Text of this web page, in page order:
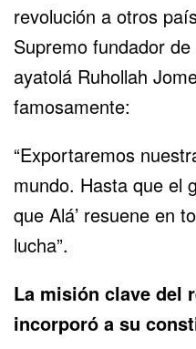
revolución a otros
Supremo fundador
ayatolá Ruhollah
famosamente:
“Exportaremos
mundo. Hasta que el
que Alá’ resuene en
lucha”.
La misión clave del
incorporó a su